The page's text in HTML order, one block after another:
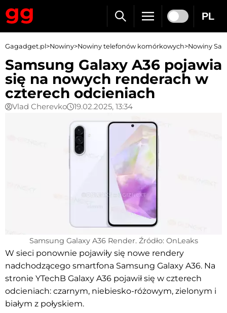
PL
Gagadget.pl>Nowiny>Nowiny telefonów komórkowych>Nowiny
Samsung Galaxy A36 pojawia
się na nowych renderach w
czterech odcieniach
Vlad Cherevko 19.02.2025, 13:34
Samsung Galaxy A36 Render. Źródło: OnLeaks
W sieci ponownie pojawiły się nowe rendery
nadchodzącego smartfona Samsung Galaxy A36. Na
stronie YTechB Galaxy A36 pojawił się w czterech
odcieniach: czarnym, niebiesko-różowym, zielonym i
białym z połyskiem.